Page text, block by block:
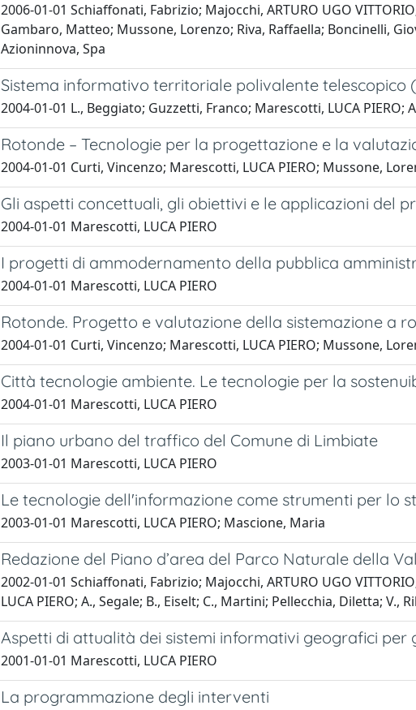
2006-01-01 Schiaffonati, Fabrizio; Majocchi, ARTURO UGO
Gambaro, Matteo; Mussone, Lorenzo; Riva, Raffaella; Boncinelli,
Azioninnova, Spa
Sistema informativo territoriale polivalente telescopico
2004-01-01 L., Beggiato; Guzzetti, Franco; Marescotti, LUCA PIERO;
Rotonde – Tecnologie per la progettazione e la
2004-01-01 Curti, Vincenzo; Marescotti, LUCA PIERO; Mussone,
Gli aspetti concettuali, gli obiettivi e le applicazioni del
2004-01-01 Marescotti, LUCA PIERO
I progetti di ammodernamento della pubblica
2004-01-01 Marescotti, LUCA PIERO
Rotonde. Progetto e valutazione della sistemazione a
2004-01-01 Curti, Vincenzo; Marescotti, LUCA PIERO; Mussone,
Città tecnologie ambiente. Le tecnologie per la
2004-01-01 Marescotti, LUCA PIERO
Il piano urbano del traffico del Comune di Limbiate
2003-01-01 Marescotti, LUCA PIERO
Le tecnologie dell'informazione come strumenti per lo
2003-01-01 Marescotti, LUCA PIERO; Mascione, Maria
Redazione del Piano d’area del Parco Naturale della
2002-01-01 Schiaffonati, Fabrizio; Majocchi, ARTURO UGO
LUCA PIERO; A., Segale; B., Eiselt; C., Martini; Pellecchia, Diletta;
Aspetti di attualità dei sistemi informativi geografici per
2001-01-01 Marescotti, LUCA PIERO
La programmazione degli interventi